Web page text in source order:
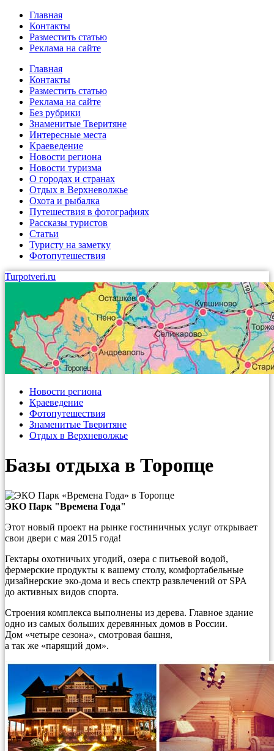
Главная
Контакты
Разместить статью
Реклама на сайте
Главная
Контакты
Разместить статью
Реклама на сайте
Без рубрики
Знаменитые Тверитяне
Интересные места
Краеведение
Новости региона
Новости туризма
О городах и странах
Отдых в Верхневолжье
Охота и рыбалка
Путешествия в фотографиях
Рассказы туристов
Статьи
Туристу на заметку
Фотопутешествия
Turpotveri.ru
Новости региона
Краеведение
Фотопутешествия
Знаменитые Тверитяне
Отдых в Верхневолжье
Базы отдыха в Торопце
ЭКО Парк "Времена Года"
Этот новый проект на рынке гостиничных услуг открывает
свои двери с мая 2015 года!
Гектары охотничьих угодий, озера с питьевой водой,
фермерские продукты к вашему столу, комфортабельные
дизайнерские эко-дома и весь спектр развлечений от SPA
до активных видов спорта.
Строения комплекса выполнены из дерева. Главное здание
одно из самых больших деревянных домов в России.
Дом «четыре сезона», смотровая башня,
а так же «парящий дом».